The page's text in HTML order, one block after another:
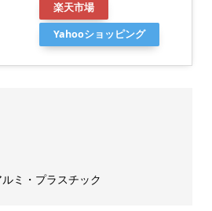
楽天市場
Yahooショッピング
ミ・プラスチック